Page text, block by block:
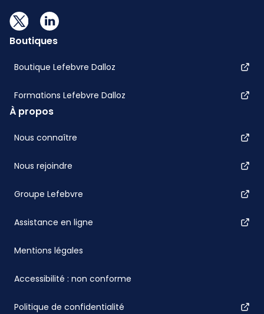
Boutiques
Boutique Lefebvre Dalloz
Formations Lefebvre Dalloz
À propos
Nous connaître
Nous rejoindre
Groupe Lefebvre
Assistance en ligne
Mentions légales
Accessibilité : non conforme
Politique de confidentialité